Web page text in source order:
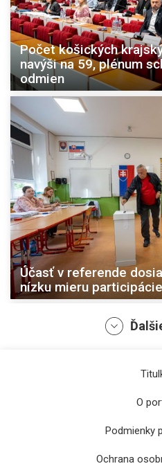
Počet košických
navýši na 59, plénum
odmien
Účasť v referende
nízku mieru
O
Podmienky
Ochrana